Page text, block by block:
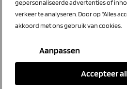
gepersonaliseerde advertenties of
verkeer te analyseren. Door op "Alles
akkoord met ons gebruik van cookies.
Aanpassen
Accepteer
Salderen stopt. Wat
voor jou?
Per 1 januari 2027 verdwijnt de